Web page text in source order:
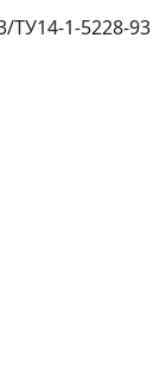
ТУ14-1-5228-93